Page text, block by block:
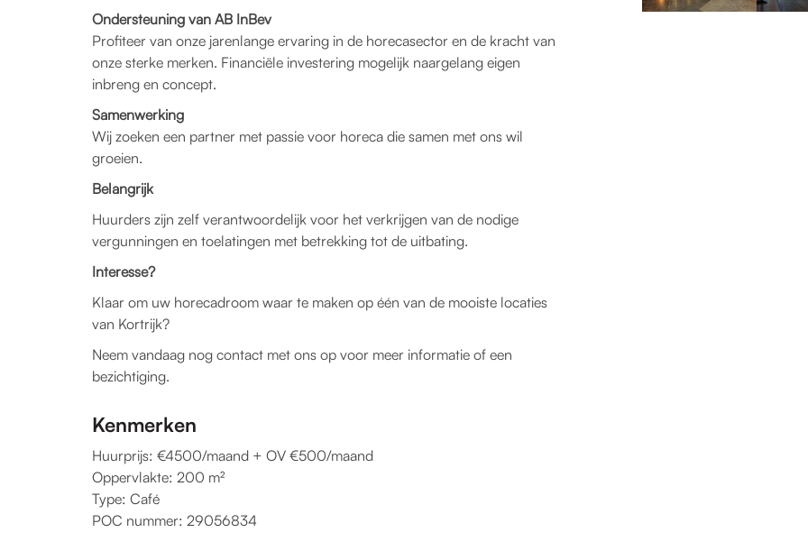
Ondersteuning van AB InBev
Profiteer van onze jarenlange ervaring in de horecasector en de kracht van
onze sterke merken. Financiële investering mogelijk naargelang eigen
inbreng en concept.
Samenwerking
Wij zoeken een partner met passie voor horeca die samen met ons wil
groeien.
Belangrijk
Huurders zijn zelf verantwoordelijk voor het verkrijgen van de nodige
vergunningen en toelatingen met betrekking tot de uitbating.
Interesse?
Klaar om uw horecadroom waar te maken op één van de mooiste locaties
van Kortrijk?
Neem vandaag nog contact met ons op voor meer informatie of een
bezichtiging.
Kenmerken
Huurprijs: €4500/maand + OV €500/maand
Oppervlakte: 200 m²
Type: Café
POC nummer: 29056834